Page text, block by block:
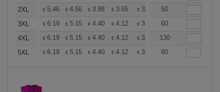
2XL
€ 5.46 € 4.56 € 3.88 € 3.65 € 3.46 €3.44
50
3XL
€ 6.19 € 5.15 € 4.40 € 4.12 € 3.92 €3.88
60
4XL
€ 6.19 € 5.15 € 4.40 € 4.12 € 3.92 €3.88
130
5XL
€ 6.19 € 5.15 € 4.40 € 4.12 € 3.92 €3.88
80